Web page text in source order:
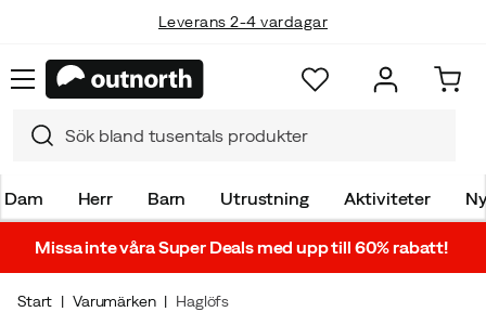
Leverans 2-4 vardagar
Dam Herr Barn Utrustning Aktiviteter
Missa inte våra Super Deals med upp till 60% rabatt!
Start Varumärken Haglöfs